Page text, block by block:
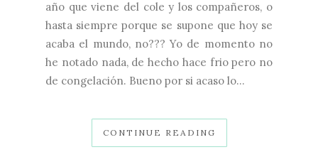
año que viene del cole y los compañeros, o
hasta siempre porque se supone que hoy se
acaba el mundo, no??? Yo de momento no
he notado nada, de hecho hace frio pero no
de congelación. Bueno por si acaso lo...
CONTINUE READING